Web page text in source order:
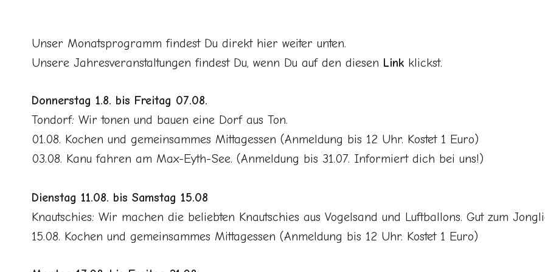
Unser Monatsprogramm findest Du direkt hier weiter unten.
Unsere Jahresveranstaltungen findest Du, wenn Du auf den diesen Link klickst.
Donnerstag 1.8. bis Freitag 07.08.
Tondorf: Wir tonen und bauen eine Dorf aus Ton.
01.08. Kochen und gemeinsammes Mittagessen (Anmeldung bis 12 Uhr. Kostet 1 Euro)
03.08. Kanu fahren am Max-Eyth-See. (Anmeldung bis 31.07. Informiert dich bei uns!)
Dienstag 11.08. bis Samstag 15.08
Knautschies: Wir machen die beliebten Knautschies aus Vogelsand und Luftballons. Gut zum
15.08. Kochen und gemeinsammes Mittagessen (Anmeldung bis 12 Uhr. Kostet 1 Euro)